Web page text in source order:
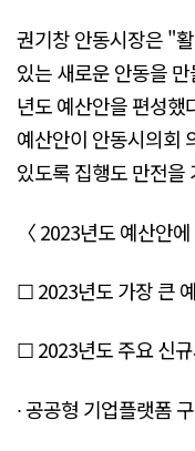
권기창 안동시장은 "
있는 새로운 안동을
년도 예산안을 편성
예산안이 안동시의회
있도록 집행도 만전
〈 2023년도 예산안
☐ 2023년도 가장 큰
☐ 2023년도 주요 신
∙ 공공형 기업플랫폼